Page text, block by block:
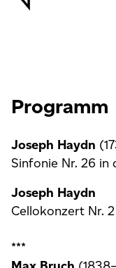
Programm
Joseph Haydn
Sinfonie Nr. 26 in
Joseph Haydn
Cellokonzert Nr.
***